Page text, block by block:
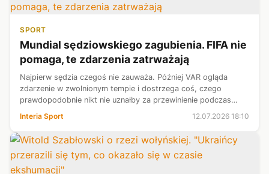
SPORT
Mundial sędziowskiego zagubienia. FIFA nie
pomaga, te zdarzenia zatrważają
Najpierw sędzia czegoś nie zauważa. Później VAR ogląda
zdarzenie w zwolnionym tempie i dostrzega coś, czego
prawdopodobnie nikt nie uznałby za przewinienie podczas
normalnej gry. Innym razem sensor w piłce rejestruje muśnięcie
włosów, niewidoczne dla...
Interia Sport 12.07.2026 18:10